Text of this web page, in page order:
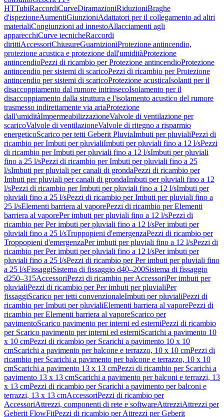
HTTubiRaccordiCurveDiramazioniRiduzioniBraghe
d'ispezioneAumentiGiunzioniAdattatori per il collegamento ad altri
materialiCongiunzioni ad innestoAllacciamenti agli
apparecchiCurve tecnicheRaccordi
dirittiAccessoriChiusureGuarnizioniProtezione antincendio,
protezione acustica e protezione dall'umiditàProtezione
antincendioPezzi di ricambio per Protezione antincendioProtezione
antincendio per sistemi di scaricoPezzi di ricambio per Protezione
antincendio per sistemi di scaricoProtezione acusticaIsolanti per il
disaccoppiamento dal rumore intrinsecoIsolamento per il
disaccoppiamento dalla struttura e l'isolamento acustico del rumore
trasmesso indirettamente via ariaProtezione
dall'umiditàImpermeabilizzazioneValvole di ventilazione per
scaricoValvole di ventilazioneValvole di ritegno a risparmio
energeticoScarico per tetti Geberit PluviaImbuti per pluvialiPezzi di
ricambio per Imbuti per pluvialiImbuti per pluviali fino a 12 l/sPezzi
di ricambio per Imbuti per pluviali fino a 12 l/sImbuti per pluviali
fino a 25 l/sPezzi di ricambio per Imbuti per pluviali fino a 25
l/sImbuti per pluviali per canali di grondaPezzi di ricambio per
Imbuti per pluviali per canali di grondaImbuti per pluviali fino a 12
l/sPezzi di ricambio per Imbuti per pluviali fino a 12 l/sImbuti per
pluviali fino a 25 l/sPezzi di ricambio per Imbuti per pluviali fino a
25 l/sElementi barriera al vaporePezzi di ricambio per Elementi
barriera al vaporePer imbuti per pluviali fino a 12 l/sPezzi di
ricambio per Per imbuti per pluviali fino a 12 l/sPer imbuti per
pluviali fino a 25 l/sTroppopieni d'emergenzaPezzi di ricambio per
Troppopieni d'emergenzaPer imbuti per pluviali fino a 12 l/sPezzi di
ricambio per Per imbuti per pluviali fino a 12 l/sPer imbuti per
pluviali fino a 25 l/sPezzi di ricambio per Per imbuti per pluviali fino
a 25 l/sFissaggiSistema di fissaggio d40–200Sistema di fissaggio
d250–315AccessoriPezzi di ricambio per AccessoriPer imbuti per
pluvialiPezzi di ricambio per Per imbuti per pluvialiPer
fissaggiScarico per tetti convenzionaleImbuti per pluvialiPezzi di
ricambio per Imbuti per pluvialiElementi barriera al vaporePezzi di
ricambio per Elementi barriera al vaporeScarico per
pavimentoScarico pavimento per interni ed esterniPezzi di ricambio
per Scarico pavimento per interni ed esterniScarichi a pavimento 10
x 10 cmPezzi di ricambio per Scarichi a pavimento 10 x 10
cmScarichi a pavimento per balcone e terrazzo, 10 x 10 cmPezzi di
ricambio per Scarichi a pavimento per balcone e terrazzo, 10 x 10
cmScarichi a pavimento 13 x 13 cmPezzi di ricambio per Scarichi a
pavimento 13 x 13 cmScarichi a pavimento per balconi e terrazzi, 13
x 13 cmPezzi di ricambio per Scarichi a pavimento per balconi e
terrazzi, 13 x 13 cmAccessoriPezzi di ricambio per
AccessoriAttrezzi, componenti di rete e softwareAttrezziAttrezzi per
Geberit FlowFitPezzi di ricambio per Attrezzi per Geberit